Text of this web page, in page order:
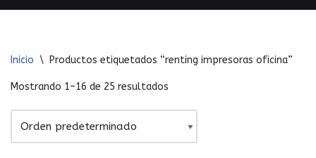
Inicio \ Productos etiquetados “renting impresoras oficina”
Mostrando 1–16 de 25 resultados